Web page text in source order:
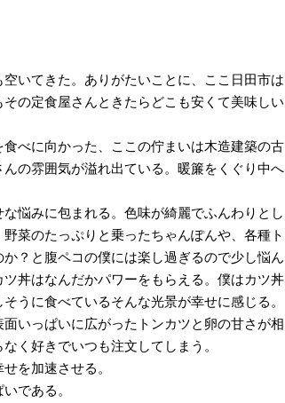
いてきた。ありがたいことに、ここ日田市は
の定食屋さんときたらどこも安くて美味しい
べに向かった、ここの佇まいは木造建築の古
の雰囲気が溢れ出ている。暖簾をくぐり中へ
悩みに包まれる。色味が綺麗でふんわりとし
菜のたっぷりと乗ったちゃんぽんや、各種ト
？と腹ペコの僕には楽し過ぎるので少し悩ん
丼はなんだかパワーをもらえる。僕はカツ丼
うに食べているそんな光景が幸せに感じる。
いっぱいに広がったトンカツと卵の甘さが相
く好きでいつも注文してしまう。
を加速させる。
である。